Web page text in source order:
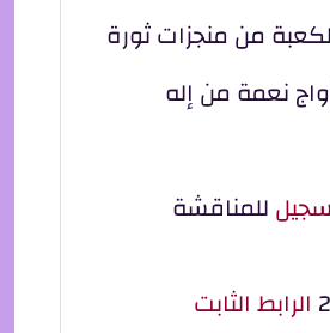
من منجزات ثورة
نعمة من إله
للمناقشة
الرابط الثابت